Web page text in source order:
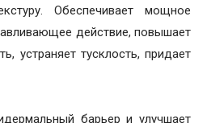
Обеспечивает мощное
действие, повышает
устраняет тусклость, придает
барьер и улучшает